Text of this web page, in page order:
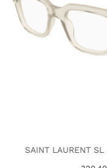
SAINT LAURENT